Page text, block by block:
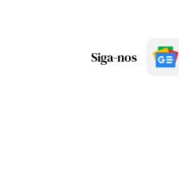
Siga-nos